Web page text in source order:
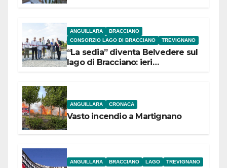
ANGUILLARA
BRACCIANO
CONSORZIO LAGO DI BRACCIANO
TREVIGNANO
“La sedia” diventa Belvedere sul
lago di Bracciano: ieri
ANGUILLARA CRONACA
Vasto incendio a Martignano
ANGUILLARA BRACCIANO LAGO TREVIGNANO